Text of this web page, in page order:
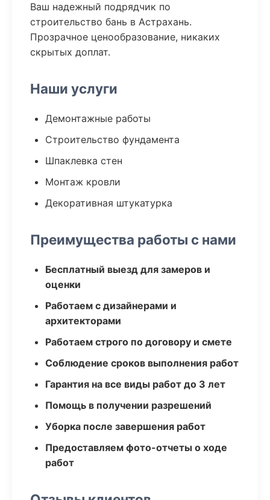
Ваш надежный подрядчик по
строительство бань в Астрахань.
Прозрачное ценообразование, никаких
скрытых доплат.
Наши услуги
Демонтажные работы
Строительство фундамента
Шпаклевка стен
Монтаж кровли
Декоративная штукатурка
Преимущества работы с нами
Бесплатный выезд для замеров и
оценки
Работаем с дизайнерами и
архитекторами
Работаем строго по договору и смете
Соблюдение сроков выполнения работ
Гарантия на все виды работ до 3 лет
Помощь в получении разрешений
Уборка после завершения работ
Предоставляем фото-отчеты о ходе
работ